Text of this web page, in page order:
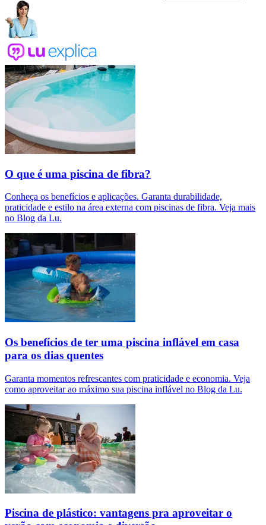
O que é uma piscina de fibra?
Conheça os benefícios e aplicações. Garanta durabilidade,
praticidade e estilo na área externa com piscinas de fibra. Veja mais
no Blog da Lu.
Os benefícios de ter uma piscina inflável em casa
para os dias quentes
Garanta momentos refrescantes com praticidade e economia. Veja
como aproveitar ao máximo sua piscina inflável no Blog da Lu.
Piscina de plástico: vantagens pra aproveitar o